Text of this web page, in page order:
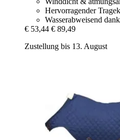
Hervorragender
Wasserabweisend
€ 53,44 € 89,49
Zustellung bis 13. August